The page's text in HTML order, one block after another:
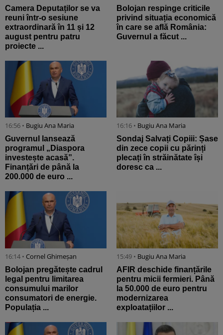
Camera Deputaților se va
reuni într-o sesiune
extraordinară în 11 și 12
august pentru patru
proiecte ...
Bolojan respinge criticile
privind situația economică
în care se află România:
Guvernul a făcut ...
16:56 • Bugiu ⁠Ana Maria
Guvernul lansează
programul „Diaspora
investește acasă”.
Finanțări de până la
200.000 de euro ...
16:16 • Bugiu ⁠Ana Maria
Sondaj Salvați Copiii: Șase
din zece copii cu părinți
plecați în străinătate își
doresc ca ...
16:14 • Cornel Ghimeșan
Bolojan pregătește cadrul
legal pentru limitarea
consumului marilor
consumatori de energie.
Populația ...
15:49 • Bugiu ⁠Ana Maria
AFIR deschide finanțările
pentru micii fermieri. Până
la 50.000 de euro pentru
modernizarea
exploatațiilor ...